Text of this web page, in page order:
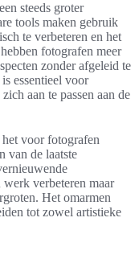
steeds groter
tools maken gebruik
te verbeteren en het
fotografen meer
zonder afgeleid te
essentieel voor
aan te passen aan de
voor fotografen
van de laatste
verbeteren maar
Het omarmen
tot zowel artistieke